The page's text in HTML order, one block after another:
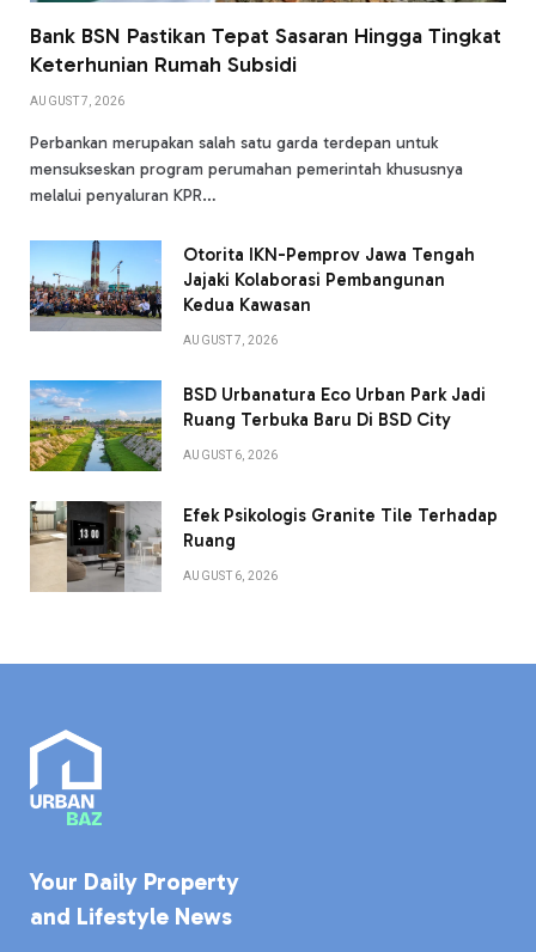
Bank BSN Pastikan Tepat Sasaran Hingga Tingkat
Keterhunian Rumah Subsidi
AUGUST 7, 2026
Perbankan merupakan salah satu garda terdepan untuk
mensukseskan program perumahan pemerintah khususnya
melalui penyaluran KPR…
Otorita IKN-Pemprov Jawa Tengah
Jajaki Kolaborasi Pembangunan
Kedua Kawasan
AUGUST 7, 2026
BSD Urbanatura Eco Urban Park Jadi
Ruang Terbuka Baru Di BSD City
AUGUST 6, 2026
Efek Psikologis Granite Tile Terhadap
Ruang
AUGUST 6, 2026
Your Daily Property
and Lifestyle News